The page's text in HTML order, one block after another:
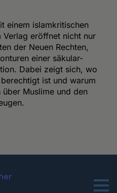
einem islamkritischen
Verlag eröffnet nicht nur
der Neuen Rechten,
einer säkular-
Dabei zeigt sich, wo
ist und warum
über Muslime und den
Menu